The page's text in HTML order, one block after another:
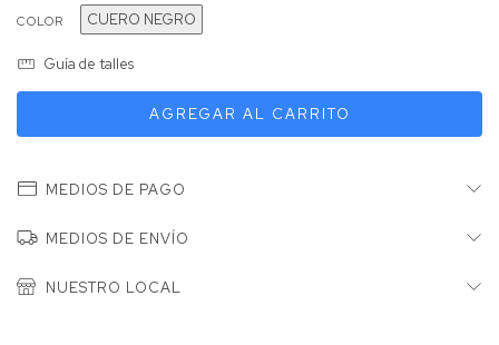
COLOR CUERO NEGRO
Guía de talles
MEDIOS DE PAGO
MEDIOS DE ENVÍO
NUESTRO LOCAL